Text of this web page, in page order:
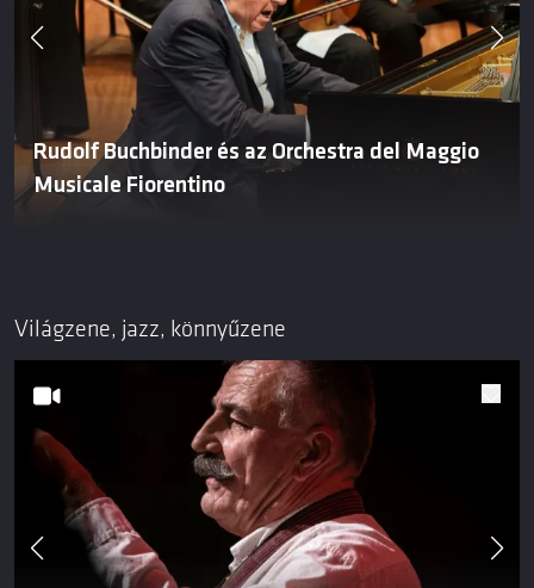
Rudolf Buchbinder és az Orchestra del Maggio
Musicale Fiorentino
Világzene, jazz, könnyűzene